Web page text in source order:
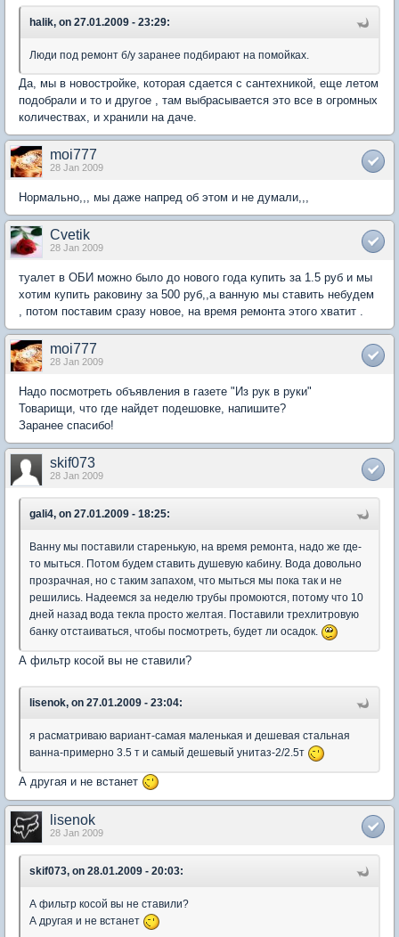
halik, on 27.01.2009 - 23:29:
Люди под ремонт б/у заранее подбирают на помойках.
Да, мы в новостройке, которая сдается с сантехникой, еще летом
подобрали и то и другое , там выбрасывается это все в огромных
количествах, и хранили на даче.
moi777
28 Jan 2009
Нормально,,, мы даже напред об этом и не думали,,,
Cvetik
28 Jan 2009
туалет в ОБИ можно было до нового года купить за 1.5 руб и мы
хотим купить раковину за 500 руб,,а ванную мы ставить небудем
, потом поставим сразу новое, на время ремонта этого хватит .
moi777
28 Jan 2009
Надо посмотреть объявления в газете "Из рук в руки"
Товарищи, что где найдет подешовке, напишите?
Заранее спасибо!
skif073
28 Jan 2009
gali4, on 27.01.2009 - 18:25:
Ванну мы поставили старенькую, на время ремонта, надо же где-
то мыться. Потом будем ставить душевую кабину. Вода довольно
прозрачная, но с таким запахом, что мыться мы пока так и не
решились. Надеемся за неделю трубы промоются, потому что 10
дней назад вода текла просто желтая. Поставили трехлитровую
банку отстаиваться, чтобы посмотреть, будет ли осадок.
А фильтр косой вы не ставили?
lisenok, on 27.01.2009 - 23:04:
я расматриваю вариант-самая маленькая и дешевая стальная
ванна-примерно 3.5 т и самый дешевый унитаз-2/2.5т
А другая и не встанет
lisenok
28 Jan 2009
skif073, on 28.01.2009 - 20:03:
А фильтр косой вы не ставили?
А другая и не встанет